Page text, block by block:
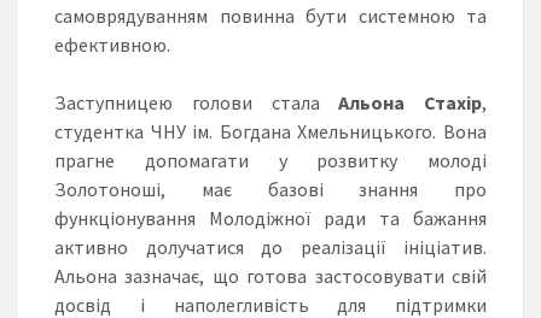
самоврядуванням повинна бути системною та
ефективною.
Заступницею голови сталаАльона Стахір,
студентка ЧНУ ім. Богдана Хмельницького. Вона
прагне допомагати у розвитку молоді
Золотоноші, має базові знання про
функціонування Молодіжної ради та бажання
активно долучатися до реалізації ініціатив.
Альона зазначає, що готова застосовувати свій
досвід і наполегливість для підтримки